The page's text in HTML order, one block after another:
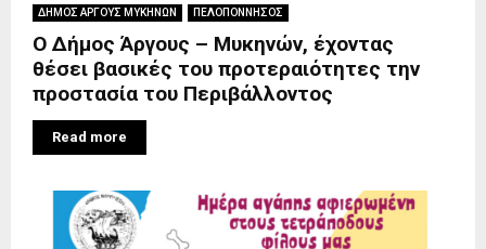
ΔΗΜΟΣ ΑΡΓΟΥΣ ΜΥΚΗΝΩΝ ΠΕΛΟΠΟΝΝΗΣΟΣ
O Δήμος Άργους – Μυκηνών, έχοντας
θέσει βασικές του προτεραιότητες την
προστασία του Περιβάλλοντος
Read more